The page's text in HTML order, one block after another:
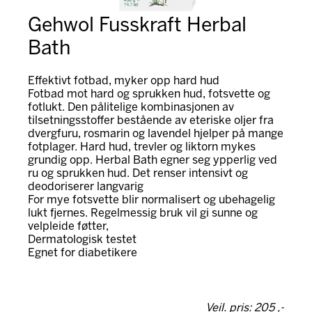
Gehwol Fusskraft Herbal
Bath
Effektivt fotbad, myker opp hard hud
Fotbad mot hard og sprukken hud, fotsvette og
fotlukt. Den pålitelige kombinasjonen av
tilsetningsstoffer bestående av eteriske oljer fra
dvergfuru, rosmarin og lavendel hjelper på mange
fotplager. Hard hud, trevler og liktorn mykes
grundig opp. Herbal Bath egner seg ypperlig ved
ru og sprukken hud. Det renser intensivt og
deodoriserer langvarig
For mye fotsvette blir normalisert og ubehagelig
lukt fjernes. Regelmessig bruk vil gi sunne og
velpleide føtter,
Dermatologisk testet
Egnet for diabetikere
Veil. pris: 205 ,-